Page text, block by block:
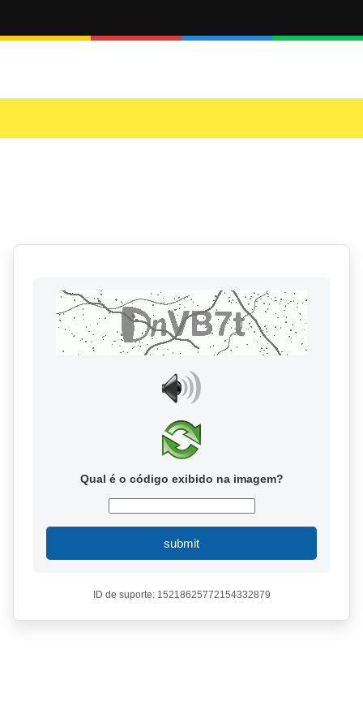
Qual é o código exibido na imagem?
submit
ID de suporte: 15218625772154332879